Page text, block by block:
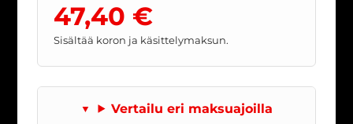
47,40 €
Sisältää koron ja käsittelymaksun.
Vertailu eri maksuajoilla